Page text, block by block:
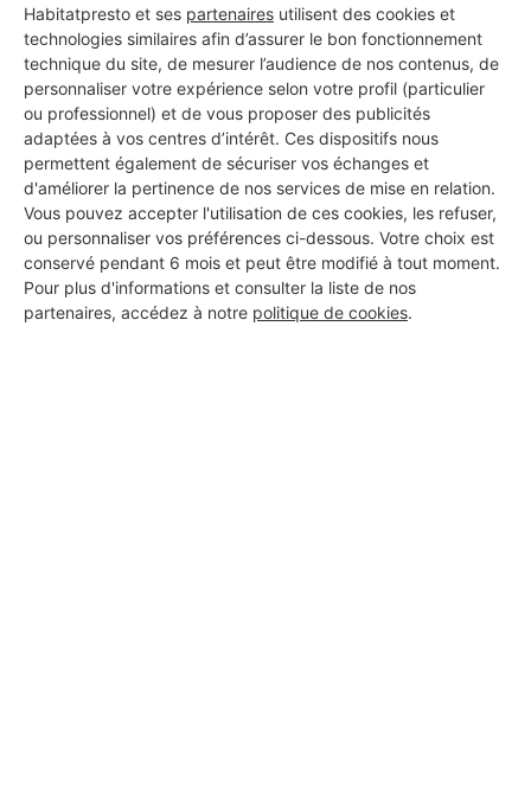
Habitatpresto et ses partenaires utilisent des cookies et
technologies similaires afin d’assurer le bon fonctionnement
technique du site, de mesurer l’audience de nos contenus, de
personnaliser votre expérience selon votre profil (particulier
ou professionnel) et de vous proposer des publicités
adaptées à vos centres d’intérêt. Ces dispositifs nous
permettent également de sécuriser vos échanges et
d'améliorer la pertinence de nos services de mise en relation.
Vous pouvez accepter l'utilisation de ces cookies, les refuser,
ou personnaliser vos préférences ci-dessous. Votre choix est
conservé pendant 6 mois et peut être modifié à tout moment.
Pour plus d'informations et consulter la liste de nos
partenaires, accédez à notre politique de cookies.
Antoine Desroches
Anse
17 ans d'expérience
Voir sa fiche
EFIMABAT
Anse